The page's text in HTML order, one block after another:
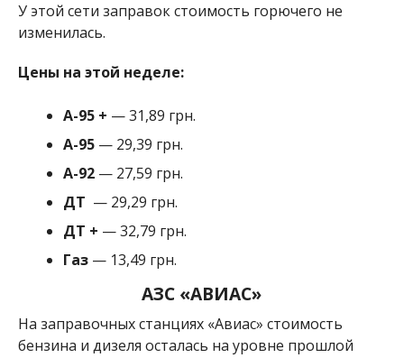
У этой сети заправок стоимость горючего не
изменилась.
Цены на этой неделе:
А-95 + — 31,89 грн.
A-95— 29,39 грн.
A-92— 27,59 грн.
ДТ — 29,29 грн.
ДТ + — 32,79 грн.
Газ— 13,49 грн.
АЗС «АВИАС»
На заправочных станциях «Авиас» стоимость
бензина и дизеля осталась на уровне прошлой